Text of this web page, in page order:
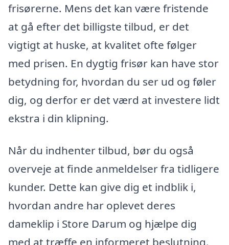
frisørerne. Mens det kan være fristende
at gå efter det billigste tilbud, er det
vigtigt at huske, at kvalitet ofte følger
med prisen. En dygtig frisør kan have stor
betydning for, hvordan du ser ud og føler
dig, og derfor er det værd at investere lidt
ekstra i din klipning.
Når du indhenter tilbud, bør du også
overveje at finde anmeldelser fra tidligere
kunder. Dette kan give dig et indblik i,
hvordan andre har oplevet deres
dameklip i Store Darum og hjælpe dig
med at træffe en informeret beslutning.